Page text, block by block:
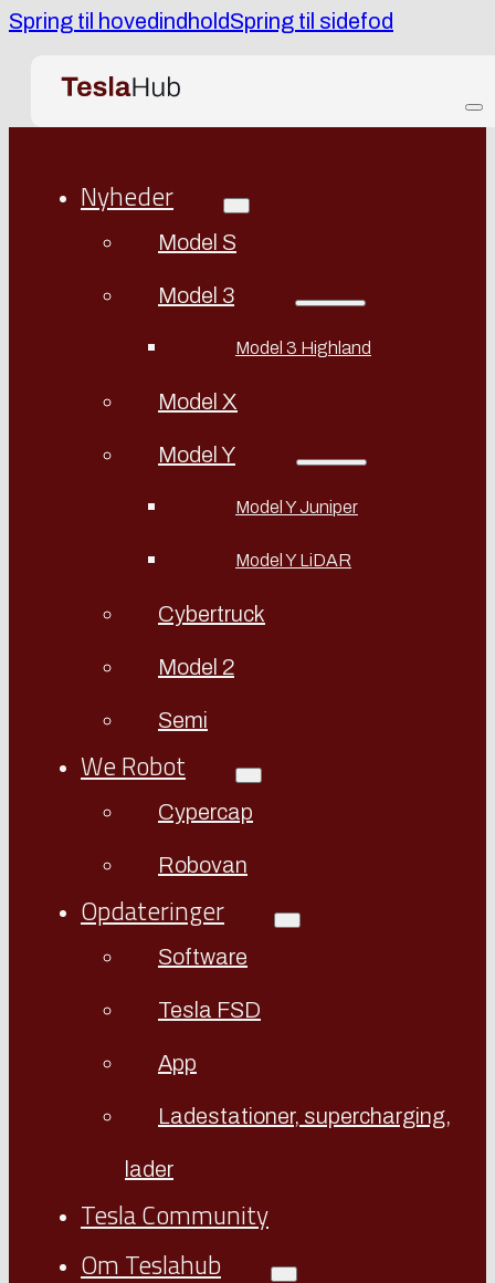
Spring til hovedindholdSpring til sidefod
Nyheder
Model S
Model 3
Model 3 Highland
Model X
Model Y
Model Y Juniper
Model Y LiDAR
Cybertruck
Model 2
Semi
We Robot
Cypercap
Robovan
Opdateringer
Software
Tesla FSD
App
Ladestationer, supercharging,
lader
Tesla Community
Om Teslahub